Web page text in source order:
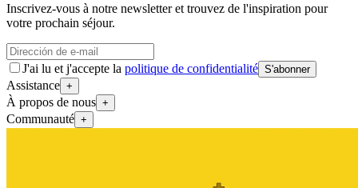
Inscrivez-vous à notre newsletter et trouvez de l'inspiration pour
votre prochain séjour.
J'ai lu et j'accepte la politique de confidentialité S'abonner
Assistance +
À propos de nous +
Communauté +